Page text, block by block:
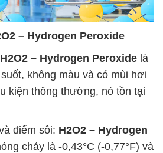
– Hydrogen Peroxide
H2O2 – Hydrogen Peroxide là
không màu và có mùi hơi
kiện thông thường, nó tồn tại
điểm sôi: H2O2 – Hydrogen
chảy là -0,43°C (-0,77°F) và